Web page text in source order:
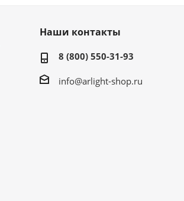
Наши контакты
8 (800) 550-31-93
info@arlight-shop.ru